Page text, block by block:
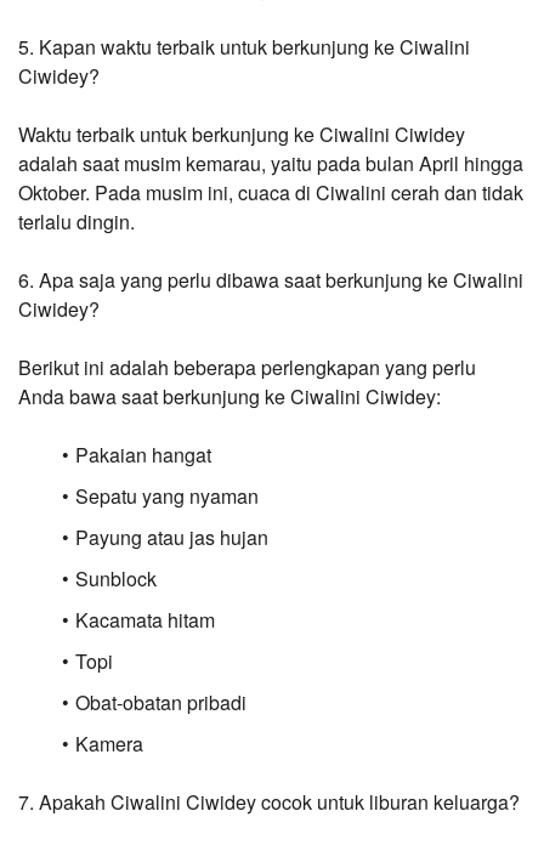
5. Kapan waktu terbaik untuk berkunjung ke Ciwalini
Ciwidey?
Waktu terbaik untuk berkunjung ke Ciwalini Ciwidey
adalah saat musim kemarau, yaitu pada bulan April hingga
Oktober. Pada musim ini, cuaca di Ciwalini cerah dan tidak
terlalu dingin.
6. Apa saja yang perlu dibawa saat berkunjung ke Ciwalini
Ciwidey?
Berikut ini adalah beberapa perlengkapan yang perlu
Anda bawa saat berkunjung ke Ciwalini Ciwidey:
Pakaian hangat
Sepatu yang nyaman
Payung atau jas hujan
Sunblock
Kacamata hitam
Topi
Obat-obatan pribadi
Kamera
7. Apakah Ciwalini Ciwidey cocok untuk liburan keluarga?